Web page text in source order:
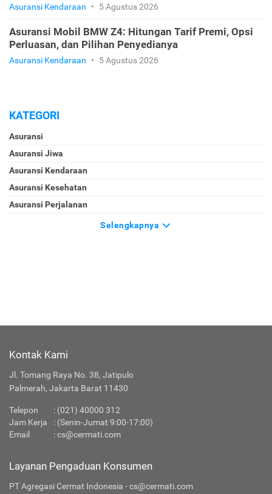
Asuransi Kendaraan • 5 Agustus 2026
Asuransi Mobil BMW Z4: Hitungan Tarif Premi, Opsi
Perluasan, dan Pilihan Penyedianya
Asuransi Kendaraan • 5 Agustus 2026
KATEGORI
Asuransi
Asuransi Jiwa
Asuransi Kendaraan
Asuransi Kesehatan
Asuransi Perjalanan
Selengkapnya
Kontak Kami
Jl. Tomang Raya No. 38, Jatipulo
Palmerah, Jakarta Barat 11430
Telepon : (021) 40000 312
Jam Kerja
: (Senin-Jumat 9:00-17:00)
Email
:cs@cermati.com
Layanan Pengaduan Konsumen
PT Agregasi Cermat Indonesia - cs@cermati.com